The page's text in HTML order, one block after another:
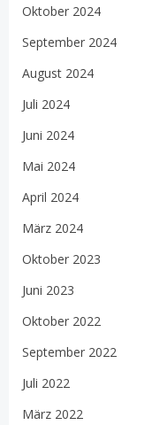
Oktober 2024
September 2024
August 2024
Juli 2024
Juni 2024
Mai 2024
April 2024
März 2024
Oktober 2023
Juni 2023
Oktober 2022
September 2022
Juli 2022
März 2022